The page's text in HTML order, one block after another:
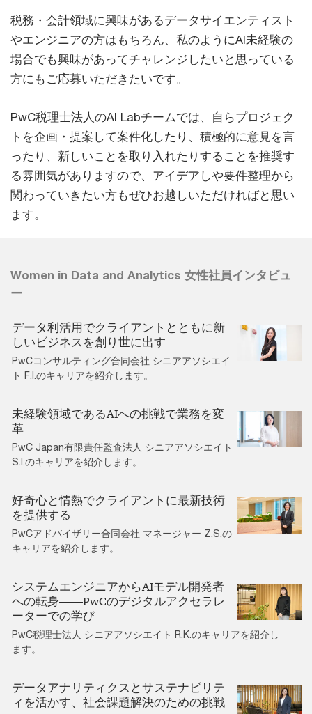
税務・会計領域に興味があるデータサイエンティスト
やエンジニアの方はもちろん、私のようにAI未経験の
場合でも興味があってチャレンジしたいと思っている
方にもご応募いただきたいです。
PwC税理士法人のAI Labチームでは、自らプロジェク
トを企画・提案して案件化したり、積極的に意見を言
ったり、新しいことを取り入れたりすることを推奨す
る雰囲気がありますので、アイデアしや要件整理から
関わっていきたい方もぜひお越しいただければと思い
ます。
Women in Data and Analytics 女性社員インタビュ
ー
データ利活用でクライアントとともに新
しいビジネスを創り世に出す
PwCコンサルティング合同会社 シニアアソシエイ
ト F.I.のキャリアを紹介します。
未経験領域であるAIへの挑戦で業務を変
革
PwC Japan有限責任監査法人 シニアアソシエイト
S.I.のキャリアを紹介します。
好奇心と情熱でクライアントに最新技術
を提供する
PwCアドバイザリー合同会社 マネージャー Z.S.の
キャリアを紹介します。
システムエンジニアからAIモデル開発者
への転身――PwCのデジタルアクセラレ
ーターでの学び
PwC税理士法人 シニアアソシエイト R.K.のキャリアを紹介し
ます。
データアナリティクスとサステナビリテ
ィを活かす、社会課題解決のための挑戦